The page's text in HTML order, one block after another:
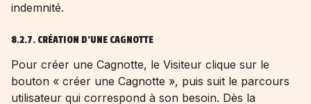
indemnité.
8.2.7. CRÉATION D'UNE CAGNOTTE
Pour créer une Cagnotte, le Visiteur clique sur le
bouton « créer une Cagnotte », puis suit le parcours
utilisateur qui correspond à son besoin. Dès la